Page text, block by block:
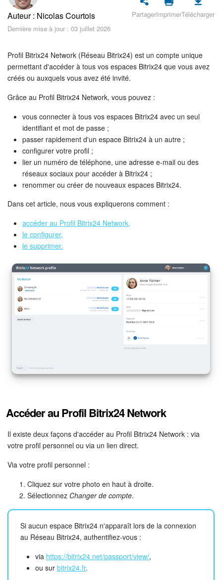
Sécurité dans Bitrix24
Démarrer sur Bitrix24
Abonnement
Actualités
Tâches et projets
Projets IA
Messenger
Collabs
Groupes de travail
Calendriers
Bitrix24 Drive
Base de connaissances
Sites
Messagerie web
Réservation en ligne
CoPilot - IA dans Bitrix24
Signature électronique
Signature électronique pour les RH
Analytique
BI Builder
Automatisation
Auteur : Nicolas Courtois
Dernière mise à jour : 03 juillet 2026
PartagerImprimerTélécharger
Profil Bitrix24 Network (Réseau Bitrix24) est un compte unique
permettant d'accéder à tous vos espaces Bitrix24 que vous avez
créés ou auxquels vous avez été invité.
Grâce au Profil Bitrix24 Network, vous pouvez :
vous connecter à tous vos espaces Bitrix24 avec un seul
identifiant et mot de passe ;
passer rapidement d'un espace Bitrix24 à un autre ;
configurer votre profil ;
lier un numéro de téléphone, une adresse e-mail ou des
réseaux sociaux pour accéder à Bitrix24 ;
renommer ou créer de nouveaux espaces Bitrix24.
Dans cet article, nous vous expliquerons comment :
accéder au Profil Bitrix24 Network,
le configurer,
le supprimer.
Accéder au Profil Bitrix24 Network
Il existe deux façons d'accéder au Profil Bitrix24 Network : via
votre profil personnel ou via un lien direct.
Via votre profil personnel :
Cliquez sur votre photo en haut à droite.
Sélectionnez Changer de compte.
Si aucun espace Bitrix24 n'apparaît lors de la connexion
au Réseau Bitrix24, authentifiez-vous :
via https://bitrix24.net/passport/view/,
ou sur bitrix24.fr.